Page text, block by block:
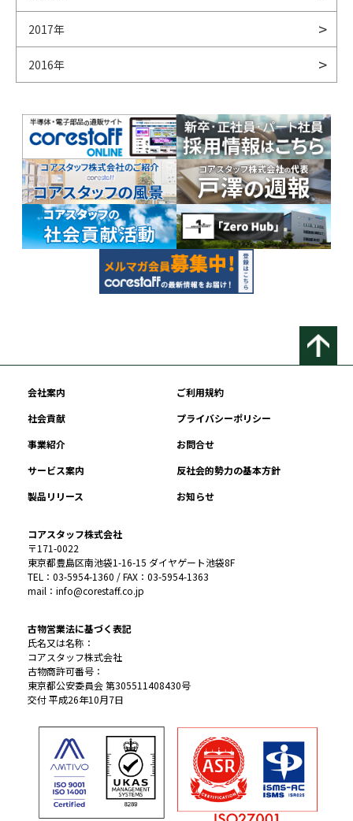
2017年
2016年
会社案内
ご利用規約
社会貢献
プライバシーポリシー
事業紹介
お問合せ
サービス案内
反社会的勢力の基本方針
製品リリース
お知らせ
コアスタッフ株式会社
〒171-0022
東京都豊島区南池袋1-16-15 ダイヤゲート池袋8F
TEL：03-5954-1360 / FAX：03-5954-1363
mail：info@corestaff.co.jp
古物営業法に基づく表記
氏名又は名称：
コアスタッフ株式会社
古物商許可番号：
東京都公安委員会 第305511408430号
交付 平成26年10月7日